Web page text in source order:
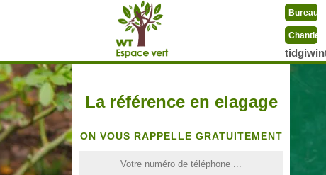
Bureau
Chantier
La référence en elagage
ON VOUS RAPPELLE GRATUITEMENT